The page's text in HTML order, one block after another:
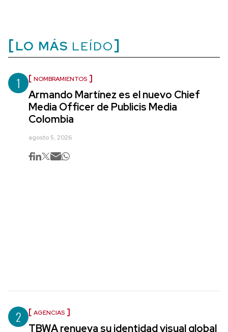
LO MÁS LEÍDO
1 NOMBRAMIENTOS
Armando Martínez es el nuevo Chief
Media Officer de Publicis Media
Colombia
agosto 5, 2026
2 AGENCIAS
TBWA renueva su identidad visual global